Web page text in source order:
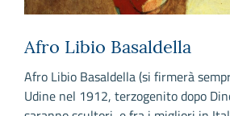
Afro Libio Basaldella
Afro Libio Basaldella (si firmerà
Udine nel 1912, terzogenito dopo